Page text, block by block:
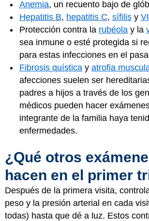
Anemia, un recuento bajo de
Hepatitis B, hepatitis C, sífilis y
Protección contra la rubéola y la
sea inmune o esté protegida si
para estas infecciones en el
Fibrosis quística y atrofia
afecciones suelen ser
padres a hijos a través de los
médicos pueden hacer
integrante de la familia haya
enfermedades.
¿Qué otros
hacen en el primer
Después de la primera visita,
peso y la presión arterial en cada
todas) hasta que dé a luz. Estos